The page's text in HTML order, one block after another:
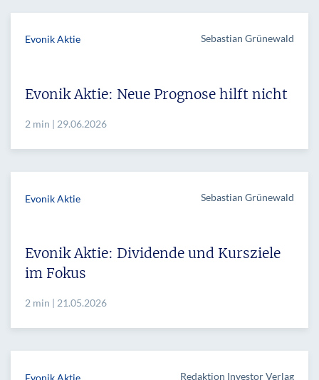
Evonik Aktie Sebastian Grünewald
Evonik Aktie: Neue Prognose hilft nicht
2 min | 29.06.2026
Evonik Aktie Sebastian Grünewald
Evonik Aktie: Dividende und Kursziele
im Fokus
2 min | 21.05.2026
Evonik Aktie Redaktion Investor Verlag